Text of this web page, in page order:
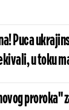
Puca
u toku
proroka"